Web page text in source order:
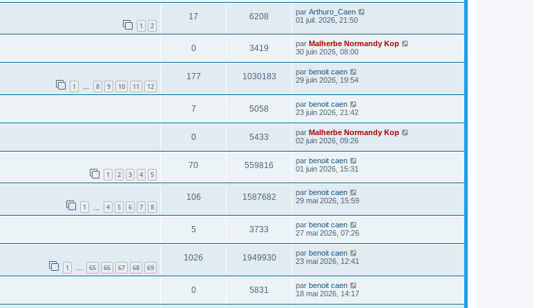
1 2
17 6208 par Arthuro_Caen
01 juil. 2026, 21:50
0 3419 par Malherbe Normandy Kop
30 juin 2026, 08:00
1 … 8 9 10 11 12
177 1030183 par benoit caen
29 juin 2026, 19:54
7 5058 par benoit caen
23 juin 2026, 21:42
0 5433 par Malherbe Normandy Kop
02 juin 2026, 09:26
1 2 3 4 5
70 559816 par benoit caen
01 juin 2026, 15:31
1 4 5 6 7 8
106 1587682 par benoit caen
29 mai 2026, 15:59
5 3733 par benoit caen
27 mai 2026, 07:26
1 … 65 66 67 68 69
1026 1949930 par benoit caen
23 mai 2026, 12:41
0 5831 par benoit caen
18 mai 2026, 14:17